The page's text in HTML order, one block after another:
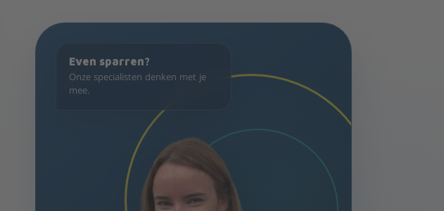
Even sparren?
Onze specialisten denken met je
mee.